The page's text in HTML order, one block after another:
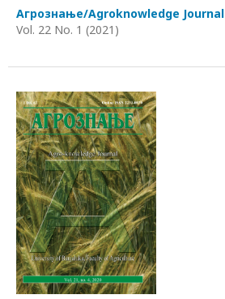
Агрознање/Agroknowledge Journal
Vol. 22 No. 1 (2021)